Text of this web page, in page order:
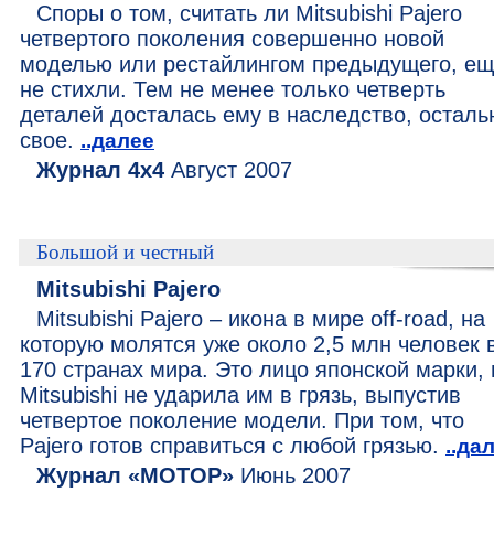
Споры о том, считать ли Mitsubishi Pajero
четвертого поколения совершенно новой
моделью или рестайлингом предыдущего,
не стихли. Тем не менее только четверть
деталей досталась ему в наследство,
свое. ..далее
Журнал 4x4 Август 2007
Большой и честный
Mitsubishi Pajero
Mitsubishi Pajero – икона в мире off-road, на
которую молятся уже около 2,5 млн человек
170 странах мира. Это лицо японской марки,
Mitsubishi не ударила им в грязь, выпустив
четвертое поколение модели. При том, что
Pajero готов справиться с любой грязью.
Журнал «МОТОР» Июнь 2007